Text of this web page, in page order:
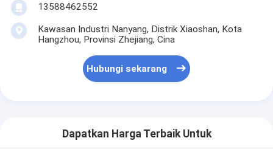
13588462552
Kawasan Industri Nanyang, Distrik Xiaoshan, Kota
Hangzhou, Provinsi Zhejiang, Cina
Hubungi sekarang
Dapatkan Harga Terbaik Untuk